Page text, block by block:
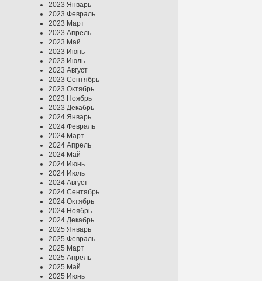
2023 Январь
2023 Февраль
2023 Март
2023 Апрель
2023 Май
2023 Июнь
2023 Июль
2023 Август
2023 Сентябрь
2023 Октябрь
2023 Ноябрь
2023 Декабрь
2024 Январь
2024 Февраль
2024 Март
2024 Апрель
2024 Май
2024 Июнь
2024 Июль
2024 Август
2024 Сентябрь
2024 Октябрь
2024 Ноябрь
2024 Декабрь
2025 Январь
2025 Февраль
2025 Март
2025 Апрель
2025 Май
2025 Июнь